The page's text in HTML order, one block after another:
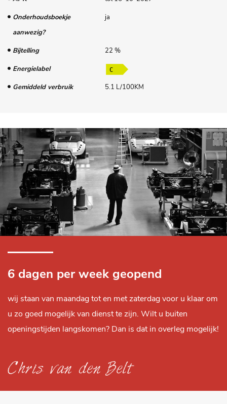
Onderhoudsboekje
aanwezig?
ja
Bijtelling
22 %
Energielabel
Gemiddeld verbruik
5.1 L/100KM
6 dagen per week geopend
wij staan van maandag tot en met zaterdag voor u klaar om
u zo goed mogelijk van dienst te zijn. Wilt u buiten
openingstijden langskomen? Dan is dat in overleg mogelijk!